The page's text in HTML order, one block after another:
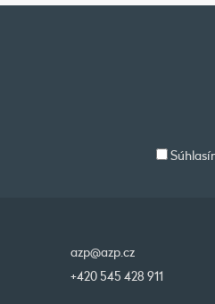
azp@azp.cz
+420 545 428 911